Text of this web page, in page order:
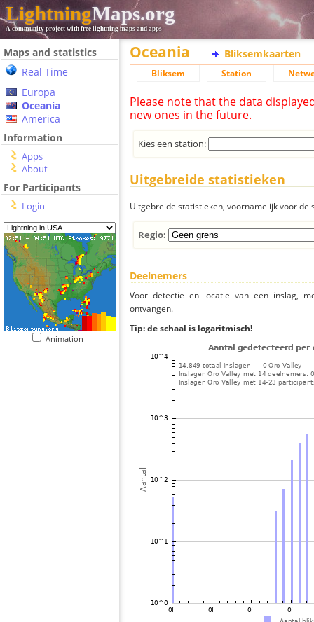
LightningMaps.org
A community project with free lightning maps and apps
Maps and statistics
Real Time
Europa
Oceania
America
Information
Apps
About
For Participants
Login
Animation
Oceania Bliksemkaarten
Bliksem Station
Please note that the data
new ones in the future.
Kies een station:
Uitgebreide statistieken
Uitgebreide statistieken, voornamelijk voor de
Regio:
Deelnemers
Voor detectie en locatie van een inslag,
ontvangen.
Tip: de schaal is logaritmisch!